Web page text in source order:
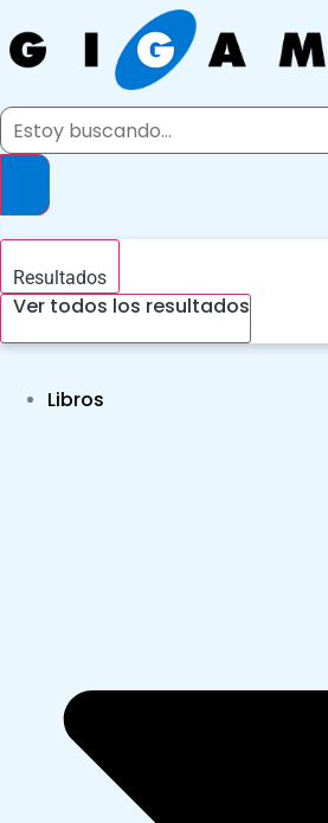
al
contenido
Search
Resultados
Ver todos los resultados
Libros